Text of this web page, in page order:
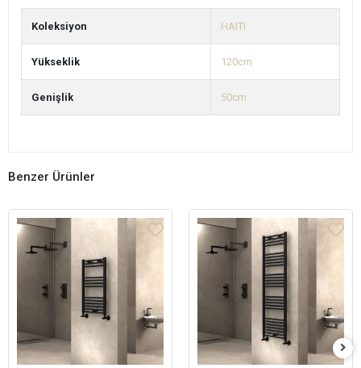
Koleksiyon HAITI
Yükseklik 120cm
Genişlik 50cm
Benzer Ürünler